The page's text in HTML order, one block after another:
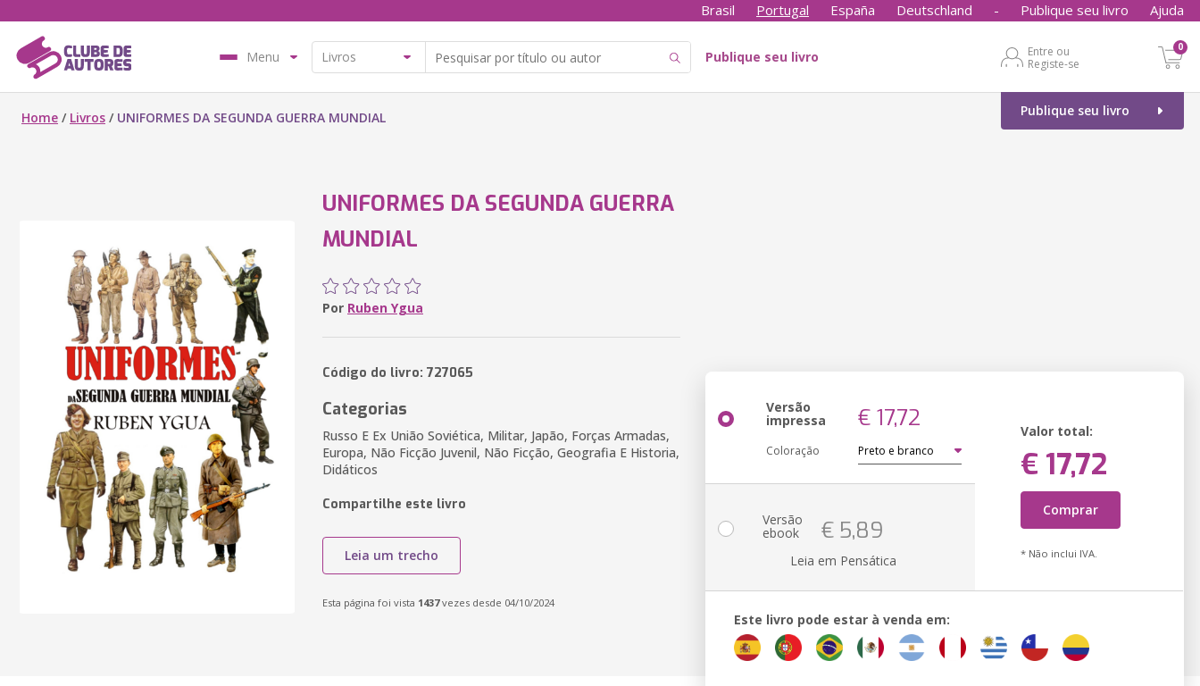
Brasil Portugal España Deutschland - Publique seu livro Ajuda
Menu Publique seu livro
Entre ou
Registe-se
0
Publique seu livro
Home / Livros / UNIFORMES DA SEGUNDA GUERRA MUNDIAL
UNIFORMES DA SEGUNDA GUERRA
MUNDIAL
Por Ruben Ygua
Código do livro: 727065
Categorias
Russo E Ex União Soviética, Militar, Japão, Forças Armadas,
Europa, Não Ficção Juvenil, Não Ficção, Geografia E Historia,
Didáticos
Compartilhe este livro
Leia um trecho
Esta página foi vista 1437vezes desde 04/10/2024
Versão
impressa € 17,72
Coloração
Valor total:
€ 17,72
Comprar
* Não inclui IVA.
Versão
ebook € 5,89
Leia em Pensática
Este livro pode estar à venda em: